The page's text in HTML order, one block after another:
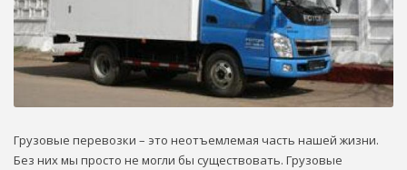
Грузовые перевозки – это неотъемлемая часть нашей жизни.
Без них мы просто не могли бы существовать. Грузовые